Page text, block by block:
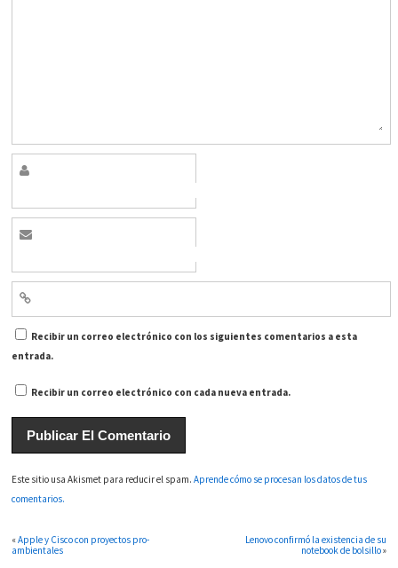
Recibir un correo electrónico con los siguientes comentarios a esta
entrada.
Recibir un correo electrónico con cada nueva entrada.
Este sitio usa Akismet para reducir el spam.Aprende cómo se procesan los datos de tus
comentarios.
«Apple y Cisco con proyectos pro-
ambientales
Lenovo confirmó la existencia de su
notebook de bolsillo»